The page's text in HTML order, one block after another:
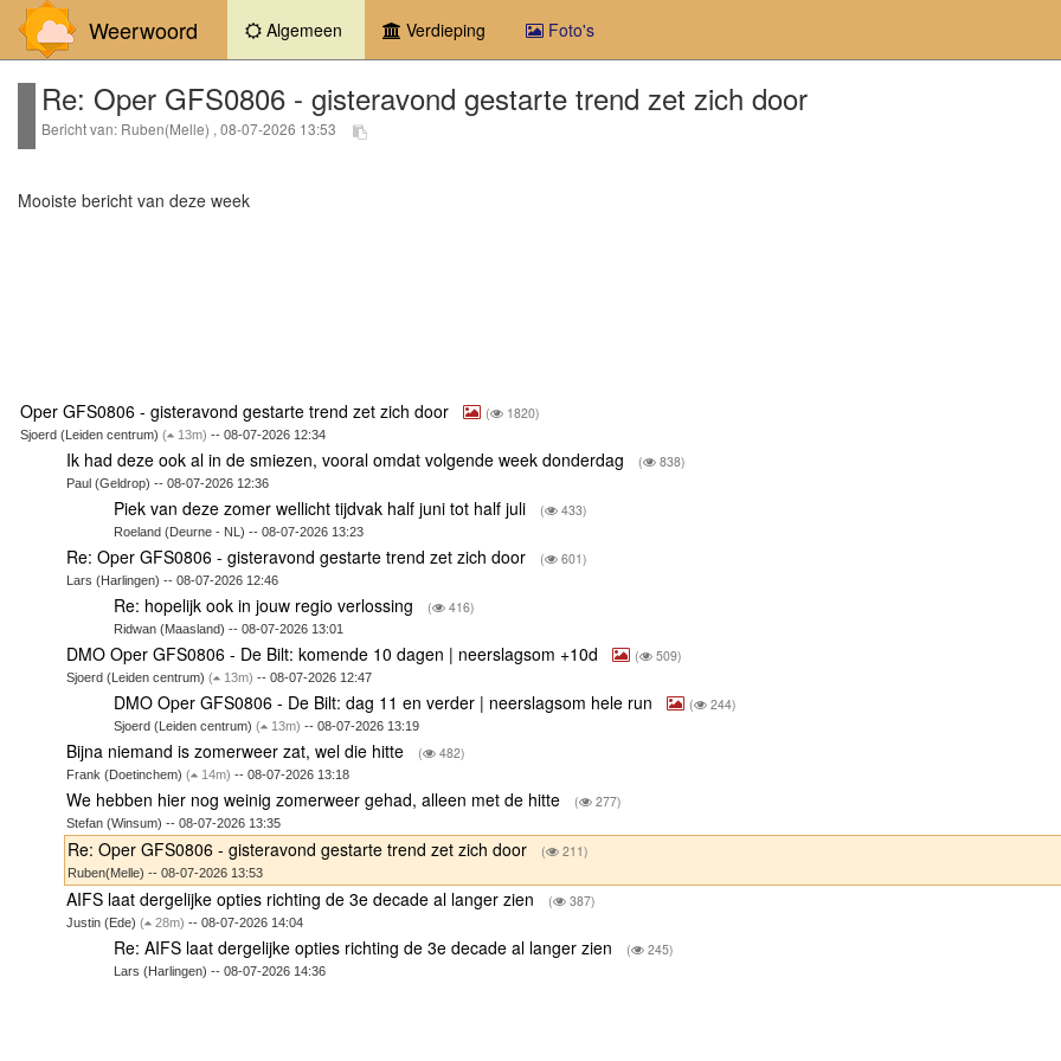
Weerwoord Algemeen (current)Verdieping Foto's
Re: Oper GFS0806 - gisteravond gestarte trend zet zich door
Bericht van: Ruben(Melle) , 08-07-2026 13:53
Mooiste bericht van deze week
Oper GFS0806 - gisteravond gestarte trend zet zich door ( 1820)
Sjoerd (Leiden centrum) ( 13m) -- 08-07-2026 12:34
Ik had deze ook al in de smiezen, vooral omdat volgende week donderdag ( 838)
Paul (Geldrop) -- 08-07-2026 12:36
Piek van deze zomer wellicht tijdvak half juni tot half juli ( 433)
Roeland (Deurne - NL) -- 08-07-2026 13:23
Re: Oper GFS0806 - gisteravond gestarte trend zet zich door ( 601)
Lars (Harlingen) -- 08-07-2026 12:46
Re: hopelijk ook in jouw regio verlossing ( 416)
Ridwan (Maasland) -- 08-07-2026 13:01
DMO Oper GFS0806 - De Bilt: komende 10 dagen | neerslagsom +10d ( 509)
Sjoerd (Leiden centrum)( 13m) -- 08-07-2026 12:47
DMO Oper GFS0806 - De Bilt: dag 11 en verder | neerslagsom hele run ( 244)
Sjoerd (Leiden centrum) ( 13m) -- 08-07-2026 13:19
Bijna niemand is zomerweer zat, wel die hitte ( 482)
Frank (Doetinchem)( 14m) -- 08-07-2026 13:18
We hebben hier nog weinig zomerweer gehad, alleen met de hitte ( 277)
Stefan (Winsum) -- 08-07-2026 13:35
Re: Oper GFS0806 - gisteravond gestarte trend zet zich door ( 211)
Ruben(Melle) -- 08-07-2026 13:53
AIFS laat dergelijke opties richting de 3e decade al langer zien ( 387)
Justin (Ede)( 28m) -- 08-07-2026 14:04
Re: AIFS laat dergelijke opties richting de 3e decade al langer zien ( 245)
Lars (Harlingen) -- 08-07-2026 14:36